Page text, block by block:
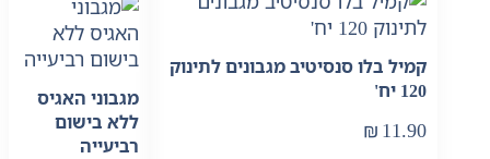
קמיל בלו סנסיטיב מגבונים לתינוק
120 יח'
₪ 11.90
מגבוני האגיס
ללא בישום
רביעייה